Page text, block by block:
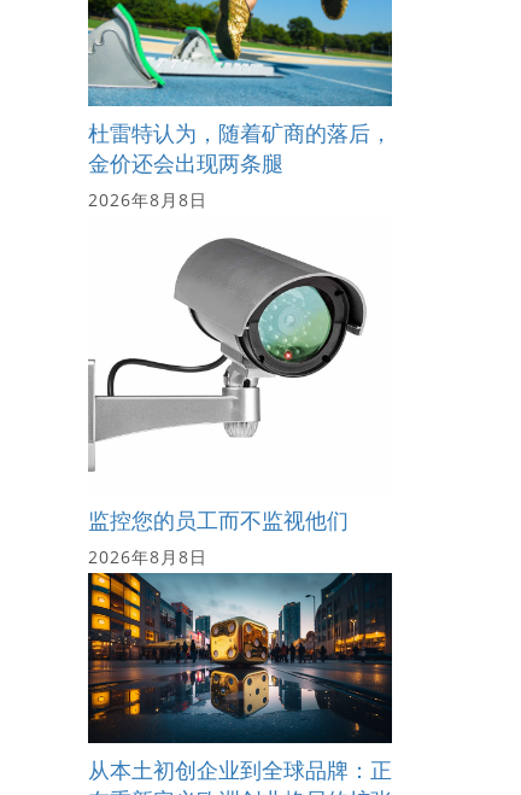
杜雷特认为，随着矿商的落后，
金价还会出现两条腿
2026年8月8日
监控您的员工而不监视他们
2026年8月8日
从本土初创企业到全球品牌：正